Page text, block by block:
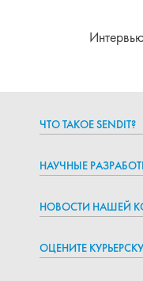
ЧТО ТАКОЕ SENDIT?
НАУЧНЫЕ
НОВОСТИ НАШЕЙ
ОЦЕНИТЕ